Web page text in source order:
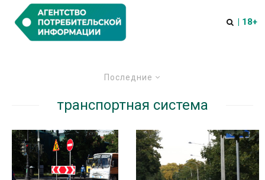
| 18+
Последние
транспортная система